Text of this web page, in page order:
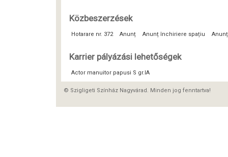
Közbeszerzések
Hotarare nr. 372 Anunț Anunț închiriere spațiu
Karrier pályázási lehetőségek
Actor manuitor papusi S gr.IA
© Szigligeti Színház Nagyvárad. Minden jog fenntartva!